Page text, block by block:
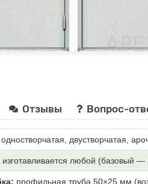
Отзывы Вопрос-
одностворчатая, двустворчатая,
изготавливается любой (базовый
профильная труба 50×25 мм